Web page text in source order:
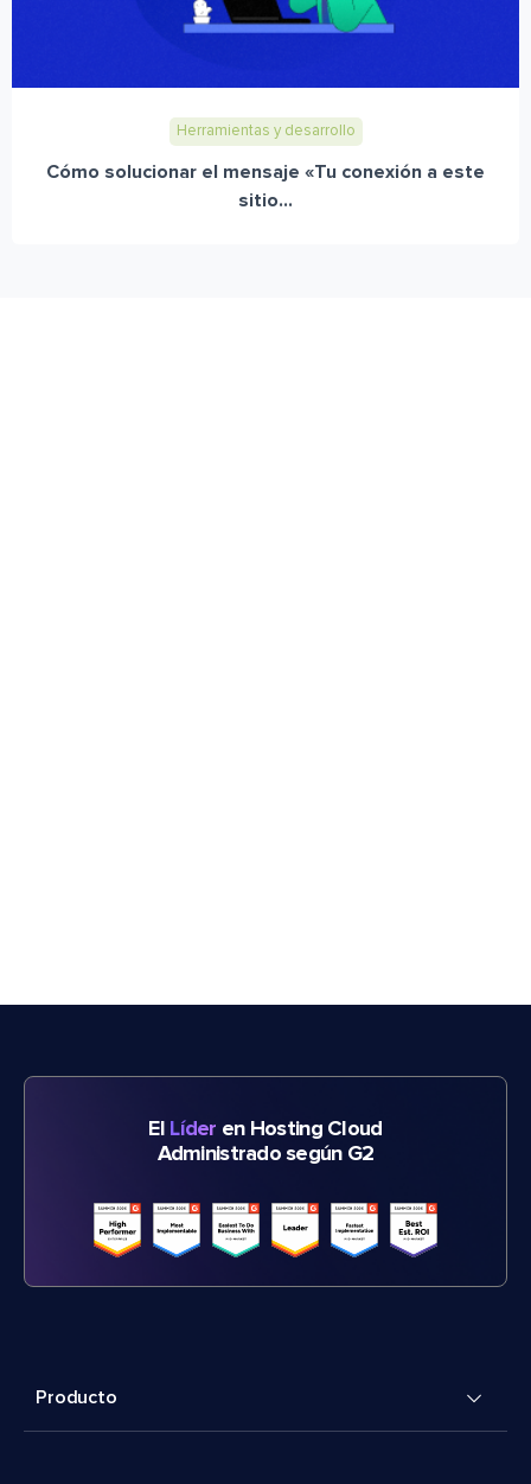
Herramientas y desarrollo
Cómo solucionar el mensaje «Tu conexión a este
sitio...
El Líder en Hosting Cloud
Administrado según G2
Producto